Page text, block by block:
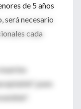
de 5 años
será necesario
cada
pues